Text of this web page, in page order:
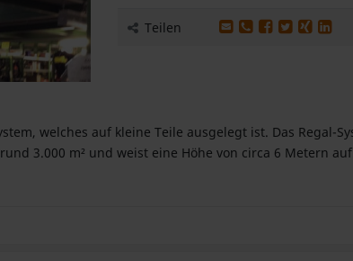
Teilen Produkt per E-Mail
Produkt per
Produkt auf
Produkt
welches auf kleine Teile ausgelegt ist. Das Regal-
3.000 m² und weist eine Höhe von circa 6 Metern